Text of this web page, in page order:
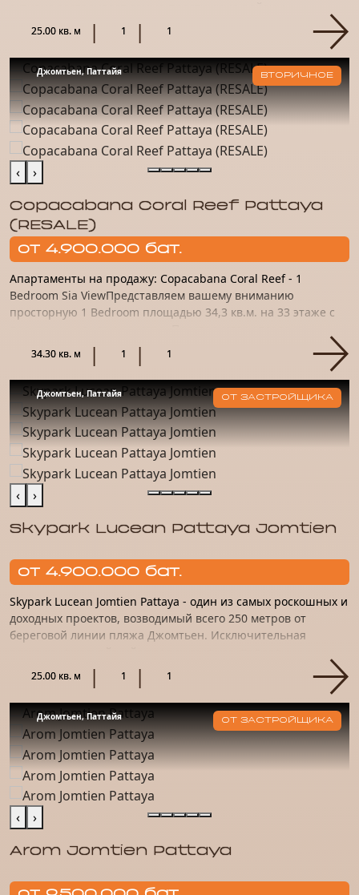
25.00 кв. м 1 1
Джомтьен, Паттайя ВТОРИЧНОЕ
‹ ›
Copacabana Coral Reef Pattaya
(RESALE)
от 4.900.000 бат.
Апартаменты на продажу: Copacabana Coral Reef - 1
Bedroom Sia ViewПредставляем вашему вниманию
просторную 1 Bedroom площадью 34,3 кв.м. на 33 этаже с
качественным материало...
34.30 кв. м 1 1
Джомтьен, Паттайя ОТ ЗАСТРОЙЩИКА
‹ ›
Skypark Lucean Pattaya Jomtien
от 4.900.000 бат.
Skypark Lucean Jomtien Pattaya - один из самых роскошных и
доходных проектов, возводимый всего 250 метров от
береговой линии пляжа Джомтьен. Исключительная
конфиденциальность...
25.00 кв. м 1 1
Джомтьен, Паттайя ОТ ЗАСТРОЙЩИКА
‹ ›
Arom Jomtien Pattaya